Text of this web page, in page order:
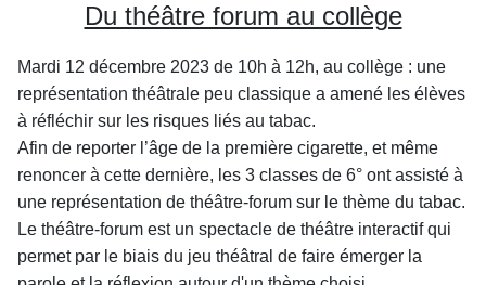
Du théâtre forum au collège
Mardi 12 décembre 2023 de 10h à 12h, au collège : une
représentation théâtrale peu classique a amené les élèves
à réfléchir sur les risques liés au tabac.
Afin de reporter l’âge de la première cigarette, et même
renoncer à cette dernière, les 3 classes de 6° ont assisté à
une représentation de théâtre-forum sur le thème du tabac.
Le théâtre-forum est un spectacle de théâtre interactif qui
permet par le biais du jeu théâtral de faire émerger la